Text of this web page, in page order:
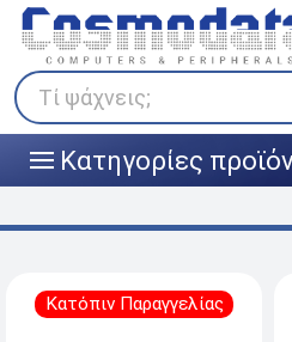
Τί ψάχνεις;
||| Κατηγορίες
Klarna
Πληρώστε σε 3
άτοκες δόσεις
Κατόπιν Παραγγελίας